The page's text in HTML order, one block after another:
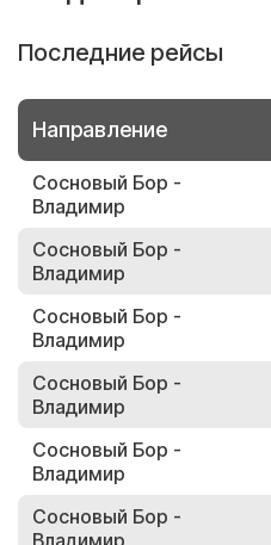
Последние рейсы
Направление
Сосновый Бор -
Владимир
Сосновый Бор -
Владимир
Сосновый Бор -
Владимир
Сосновый Бор -
Владимир
Сосновый Бор -
Владимир
Сосновый Бор -
Владимир